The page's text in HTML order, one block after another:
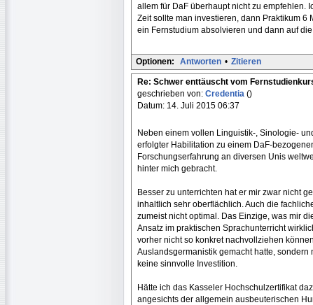
allem für DaF überhaupt nicht zu empfehlen.
Zeit sollte man investieren, dann Praktikum
ein Fernstudium absolvieren und dann auf
Optionen: Antworten • Zitieren
Re: Schwer enttäuscht vom
geschrieben von: Credentia ()
Datum: 14. Juli 2015 06:37
Neben einem vollen Linguistik-, Sinologie-
erfolgter Habilitation zu einem DaF-
Forschungserfahrung an diversen Unis
hinter mich gebracht.
Besser zu unterrichten hat er mir zwar nicht
inhaltlich sehr oberflächlich. Auch die
zumeist nicht optimal. Das Einzige, was mir
Ansatz im praktischen Sprachunterricht
vorher nicht so konkret nachvollziehen
Auslandsgermanistik gemacht hatte,
keine sinnvolle Investition.
Hätte ich das Kasseler Hochschulzertifikat
angesichts der allgemein ausbeuterischen